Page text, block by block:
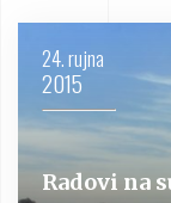
24. rujna
2015
Radovi na